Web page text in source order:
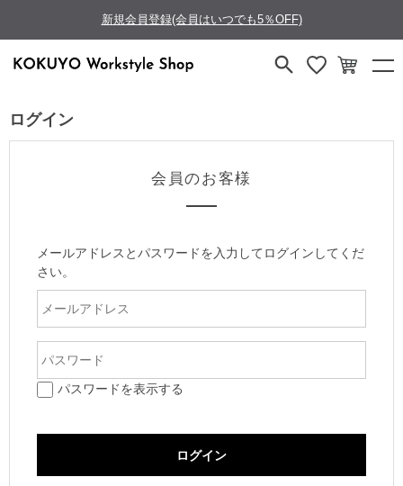
新規会員登録(会員はいつでも5％OFF)
ログイン
会員のお客様
メールアドレスとパスワードを入力してログインしてくだ
さい。
パスワードを表示する